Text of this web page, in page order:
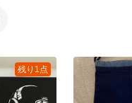
残り1点